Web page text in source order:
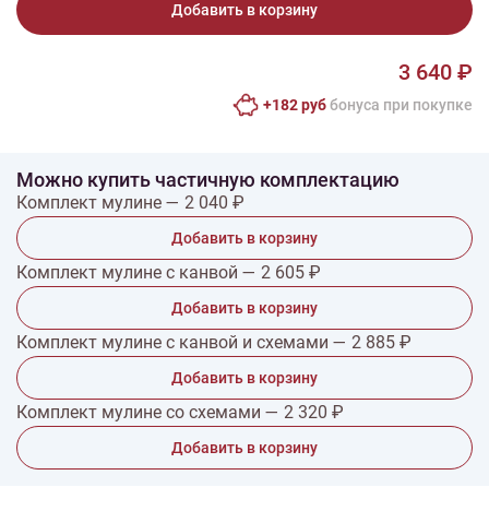
Добавить в корзину
3 640 ₽
+182 руббонусa при покупке
Можно купить частичную комплектацию
Комплект мулине — 2 040 ₽
Добавить в корзину
Комплект мулине с канвой — 2 605 ₽
Добавить в корзину
Комплект мулине с канвой и схемами — 2 885 ₽
Добавить в корзину
Комплект мулине со схемами — 2 320 ₽
Добавить в корзину